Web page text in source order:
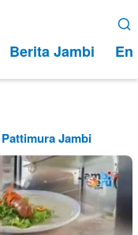
Berita Jambi
Jambi